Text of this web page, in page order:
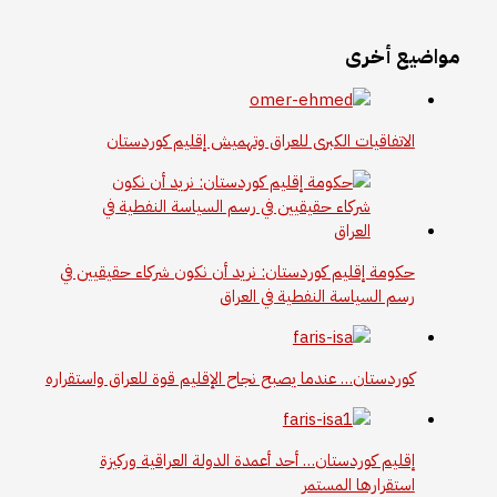
مواضيع أخرى
الاتفاقيات الكبرى للعراق وتهميش إقليم كوردستان
حكومة إقليم كوردستان: نريد أن نكون شركاء حقيقيين في
رسم السياسة النفطية في العراق
كوردستان… عندما يصبح نجاح الإقليم قوة للعراق واستقراره
إقليم كوردستان… أحد أعمدة الدولة العراقية وركيزة
استقرارها المستمر